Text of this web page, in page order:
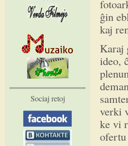
ĝin
kaj
Karaj
ideo,
verki
ke vi
Sociaj retoj